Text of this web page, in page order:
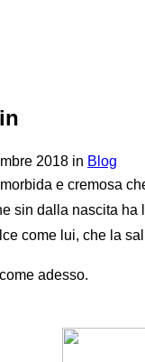
2018 in Blog
e cremosa
sin dalla nascita
come lui, che la
adesso.